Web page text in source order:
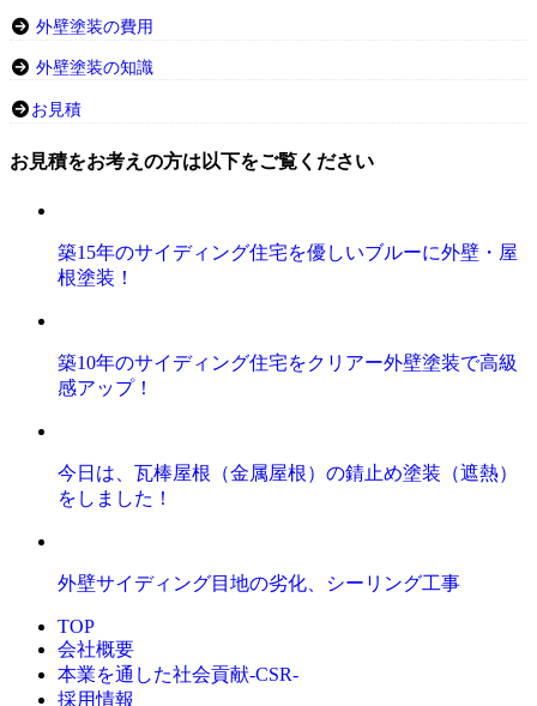
外壁塗装の費用
外壁塗装の知識
お見積
お見積をお考えの方は以下をご覧ください
築15年のサイディング住宅を優しいブルーに外壁・屋
根塗装！
築10年のサイディング住宅をクリアー外壁塗装で高級
感アップ！
今日は、瓦棒屋根（金属屋根）の錆止め塗装（遮熱）
をしました！
外壁サイディング目地の劣化、シーリング工事
TOP
会社概要
本業を通した社会貢献-CSR-
採用情報